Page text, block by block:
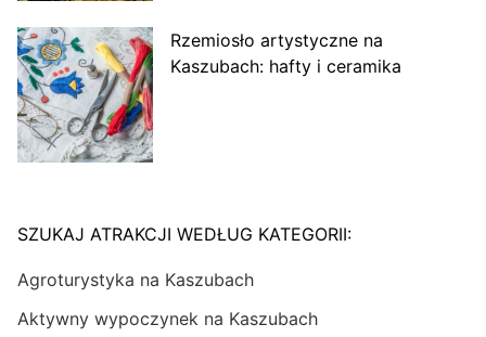
Rzemiosło artystyczne na
Kaszubach: hafty i ceramika
SZUKAJ ATRAKCJI WEDŁUG KATEGORII:
Agroturystyka na Kaszubach
Aktywny wypoczynek na Kaszubach